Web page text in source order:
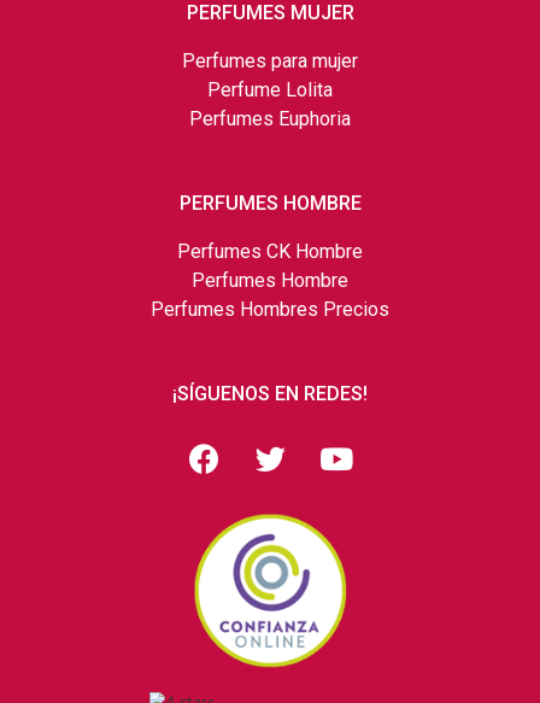
PERFUMES MUJER
Perfumes para mujer
Perfume Lolita
Perfumes Euphoria
PERFUMES HOMBRE
Perfumes CK Hombre
Perfumes Hombre
Perfumes Hombres Precios
¡SÍGUENOS EN REDES!